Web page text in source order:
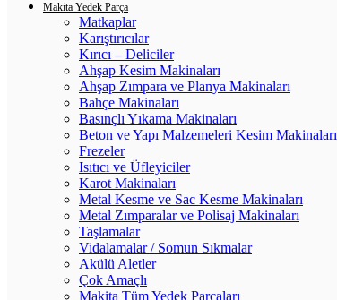
Makita Yedek Parça
Matkaplar
Karıştırıcılar
Kırıcı – Deliciler
Ahşap Kesim Makinaları
Ahşap Zımpara ve Planya Makinaları
Bahçe Makinaları
Basınçlı Yıkama Makinaları
Beton ve Yapı Malzemeleri Kesim Makinaları
Frezeler
Isıtıcı ve Üfleyiciler
Karot Makinaları
Metal Kesme ve Sac Kesme Makinaları
Metal Zımparalar ve Polisaj Makinaları
Taşlamalar
Vidalamalar / Somun Sıkmalar
Akülü Aletler
Çok Amaçlı
Makita Tüm Yedek Parçaları